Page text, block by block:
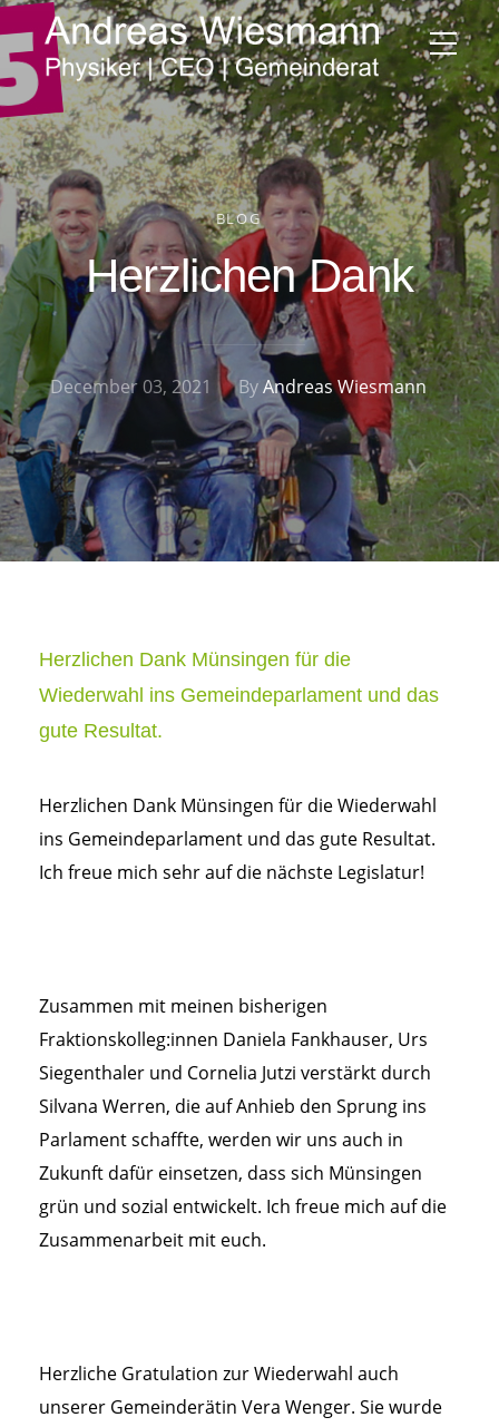
BLOG
Herzlichen Dank
December 03, 2021 ByAndreas Wiesmann
Herzlichen Dank Münsingen für die
Wiederwahl ins Gemeindeparlament und das
gute Resultat.
Herzlichen Dank Münsingen für die Wiederwahl
ins Gemeindeparlament und das gute Resultat.
Ich freue mich sehr auf die nächste Legislatur!
Zusammen mit meinen bisherigen
Fraktionskolleg:innen Daniela Fankhauser, Urs
Siegenthaler und Cornelia Jutzi verstärkt durch
Silvana Werren, die auf Anhieb den Sprung ins
Parlament schaffte, werden wir uns auch in
Zukunft dafür einsetzen, dass sich Münsingen
grün und sozial entwickelt. Ich freue mich auf die
Zusammenarbeit mit euch.
Herzliche Gratulation zur Wiederwahl auch
unserer Gemeinderätin Vera Wenger. Sie wurde